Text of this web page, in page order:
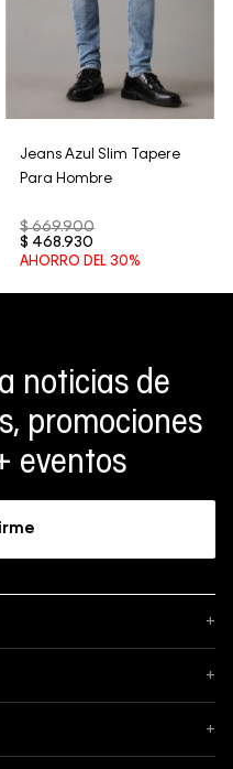
Jeans Azul Slim Tapere
Para Hombre
$ 669.900
$ 468.930
AHORRO DEL 30%
noticias de
promociones
eventos
+
+
+